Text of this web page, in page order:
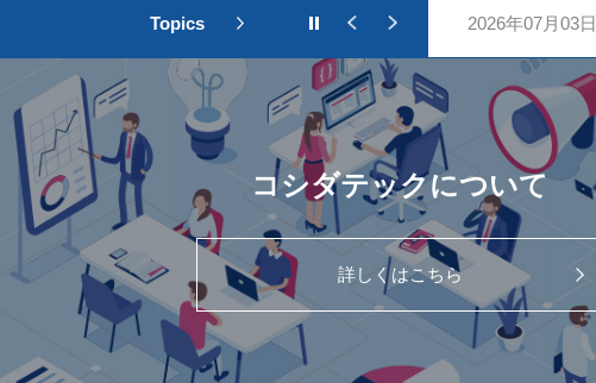
Topics 2026年07月03日
コシダテックについて
詳しくはこちら